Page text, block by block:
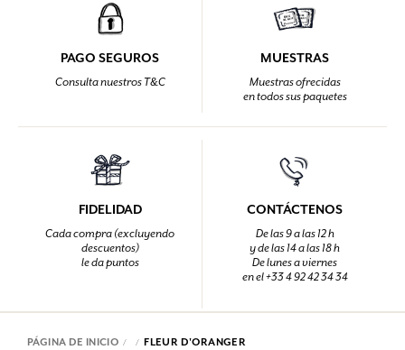
PAGO SEGUROS
Consulta nuestros T&C
MUESTRAS
Muestras ofrecidas
en todos sus paquetes
FIDELIDAD
Cada compra (excluyendo
descuentos)
le da puntos
CONTÁCTENOS
De las 9 a las 12 h
y de las 14 a las 18 h
De lunes a viernes
en el +33 4 92 42 34 34
PÁGINA DE INICIO FLEUR D'ORANGER